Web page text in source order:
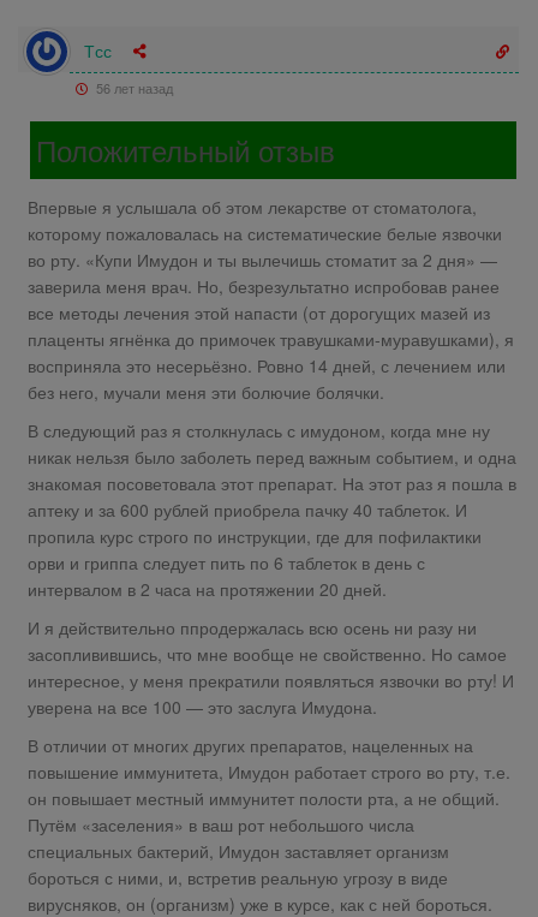
Тсс
56 лет назад
Положительный отзыв
Впервые я услышала об этом лекарстве от стоматолога,
которому пожаловалась на систематические белые язвочки
во рту. «Купи Имудон и ты вылечишь стоматит за 2 дня» —
заверила меня врач. Но, безрезультатно испробовав ранее
все методы лечения этой напасти (от дорогущих мазей из
плаценты ягнёнка до примочек травушками-муравушками), я
восприняла это несерьёзно. Ровно 14 дней, с лечением или
без него, мучали меня эти болючие болячки.
В следующий раз я столкнулась с имудоном, когда мне ну
никак нельзя было заболеть перед важным событием, и одна
знакомая посоветовала этот препарат. На этот раз я пошла в
аптеку и за 600 рублей приобрела пачку 40 таблеток. И
пропила курс строго по инструкции, где для пофилактики
орви и гриппа следует пить по 6 таблеток в день с
интервалом в 2 часа на протяжении 20 дней.
И я действительно ппродержалась всю осень ни разу ни
засопливившись, что мне вообще не свойственно. Но самое
интересное, у меня прекратили появляться язвочки во рту! И
уверена на все 100 — это заслуга Имудона.
В отличии от многих других препаратов, нацеленных на
повышение иммунитета, Имудон работает строго во рту, т.е.
он повышает местный иммунитет полости рта, а не общий.
Путём «заселения» в ваш рот небольшого числа
специальных бактерий, Имудон заставляет организм
бороться с ними, и, встретив реальную угрозу в виде
вирусняков, он (организм) уже в курсе, как с ней бороться.